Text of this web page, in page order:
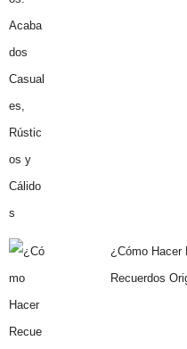
¿Cómo Hacer
Recuerdos